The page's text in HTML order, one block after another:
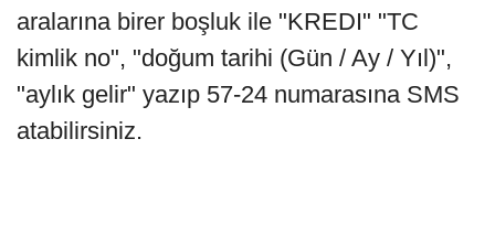
aralarına birer boşluk ile "KREDI" "TC
kimlik no", "doğum tarihi (Gün / Ay / Yıl)",
"aylık gelir" yazıp 57-24 numarasına SMS
atabilirsiniz.